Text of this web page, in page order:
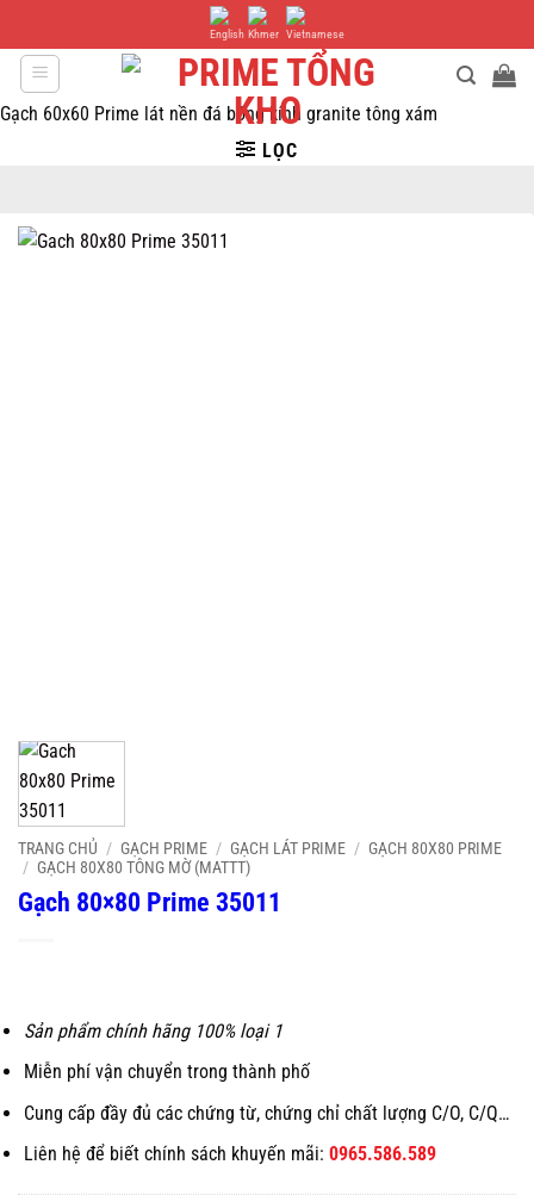
qua
dung
Gạch 60x60 Prime lát nền đá bóng kính granite tông xám
LỌC
TRANG CHỦ / GẠCH PRIME / GẠCH LÁT PRIME / GẠCH 80X80 PRIME
/ GẠCH 80X80 TÔNG MỜ (MATTT)
Gạch 80×80 Prime 35011
Sản phẩm chính hãng 100% loại 1
Miễn phí vận chuyển trong thành phố
Cung cấp đầy đủ các chứng từ, chứng chỉ chất lượng C/O, C/Q…
Liên hệ để biết chính sách khuyến mãi: 0965.586.589